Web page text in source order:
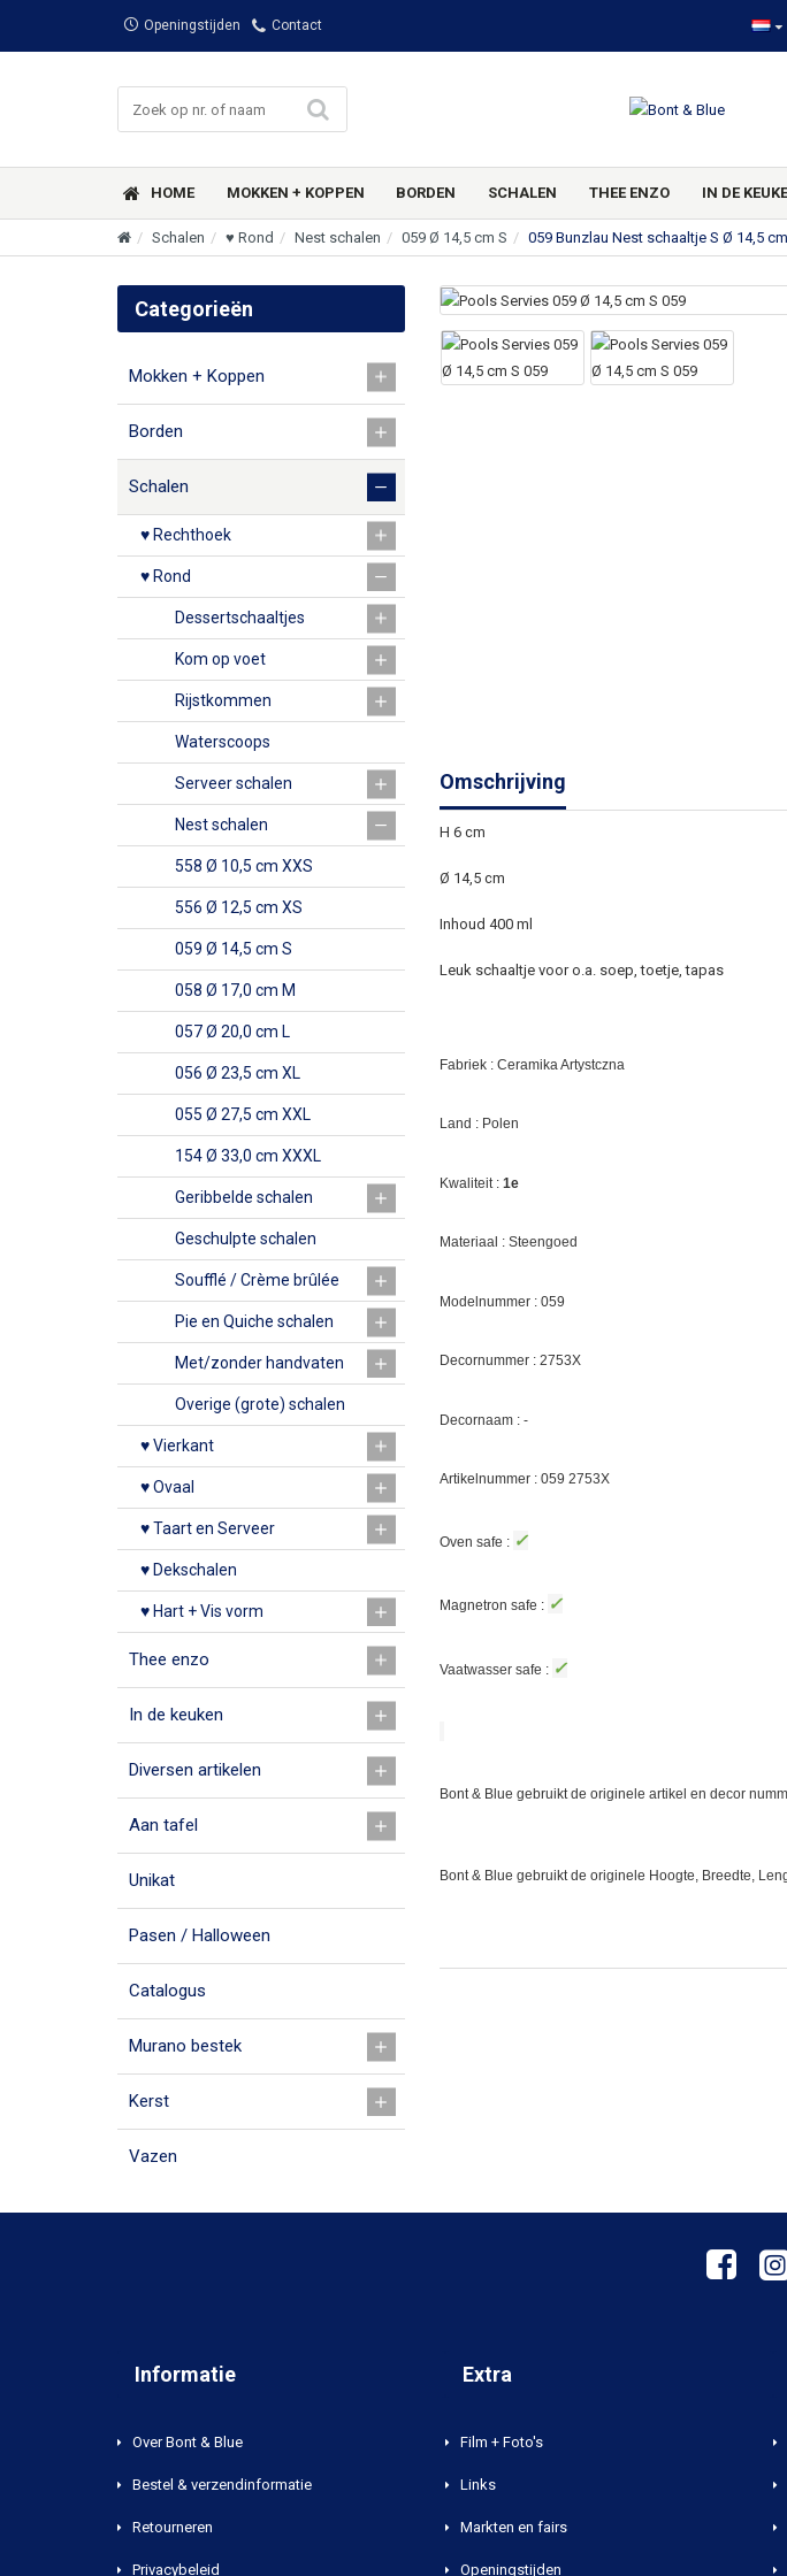
Openingstijden Contact
HOME MOKKEN + KOPPEN BORDEN SCHALEN THEE ENZO IN DE
Schalen ♥ Rond Nest schalen 059 Ø 14,5 cm S 059 Bunzlau Nest schaaltje S Ø 14,5
Categorieën
Mokken + Koppen
Borden
Schalen
♥ Rechthoek
♥ Rond
Dessertschaaltjes
Kom op voet
Rijstkommen
Waterscoops
Serveer schalen
Nest schalen
558 Ø 10,5 cm XXS
556 Ø 12,5 cm XS
059 Ø 14,5 cm S
058 Ø 17,0 cm M
057 Ø 20,0 cm L
056 Ø 23,5 cm XL
055 Ø 27,5 cm XXL
154 Ø 33,0 cm XXXL
Geribbelde schalen
Geschulpte schalen
Soufflé / Crème brûlée
Pie en Quiche schalen
Met/zonder handvaten
Overige (grote) schalen
♥ Vierkant
♥ Ovaal
♥ Taart en Serveer
♥ Dekschalen
♥ Hart + Vis vorm
Thee enzo
In de keuken
Diversen artikelen
Aan tafel
Unikat
Pasen / Halloween
Catalogus
Murano bestek
Kerst
Vazen
Omschrijving
H 6 cm
Ø 14,5 cm
Inhoud 400 ml
Leuk schaaltje voor o.a. soep, toetje, tapas
Fabriek : Ceramika Artystczna
Land : Polen
Kwaliteit : 1e
Materiaal : Steengoed
Modelnummer : 059
Decornummer : 2753X
Decornaam : -
Artikelnummer : 059 2753X
Oven safe : ✓
Magnetron safe : ✓
Vaatwasser safe : ✓
Bont & Blue gebruikt de originele artikel en decor
Bont & Blue gebruikt de originele Hoogte, Breedte,
Informatie
Over Bont & Blue
Bestel & verzendinformatie
Retourneren
Privacybeleid
Extra
Film + Foto's
Links
Markten en fairs
Openingstijden